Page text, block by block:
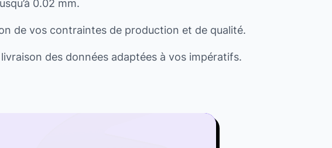
0.02 mm.
de vos contraintes de production et de qualité.
des données adaptées à vos impératifs.